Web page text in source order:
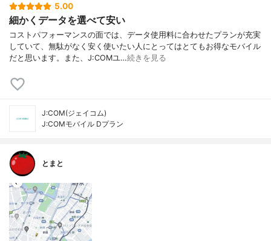
5.00
細かくデータを選べて安い
コストパフォーマンスの面では、データ使用料に合わせたプランが充実
していて、無駄がなく安く使いたい人にとってはとてもお得なモバイル
だと思います。また、J:COMユ…続きを見る
J:COM(ジェイコム)
J:COMモバイル Dプラン
とまと